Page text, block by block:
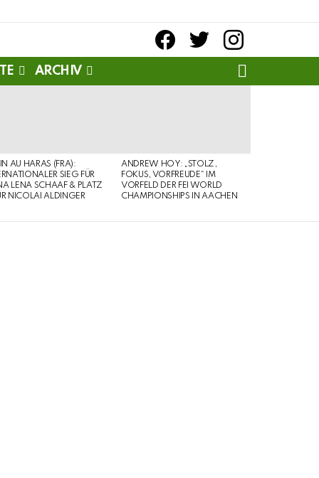
facebooktwitter instagram
ARCHIV
AU HARAS (FRA):
SIEG FÜR
LENA SCHAAF & PLATZ
NICOLAI ALDINGER
ANDREW HOY: „STOLZ,
FOKUS, VORFREUDE“ IM
VORFELD DER FEI WORLD
CHAMPIONSHIPS IN AACHEN